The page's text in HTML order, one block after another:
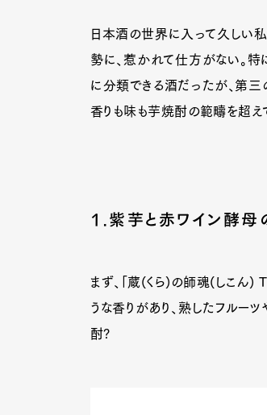
日本酒の世界に入って久しい
勢に、惹かれて仕方がない。
に分類できる酒だったが、第三
香りも味も芋焼酎の範疇を超え
1.紫芋と赤ワイン酵母
まず、「蔵(くら)の師魂(しこん)
うな香りがあり、熟したフルー
酎?